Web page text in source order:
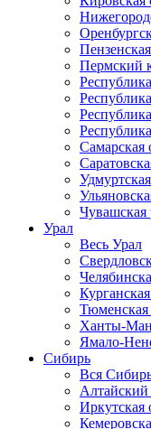
Пермский
Самарская
Чувашская
Урал
Весь Урал
Тюменская
Ханты-
Ямало-
Сибирь
Вся
Алтайский
Иркутская